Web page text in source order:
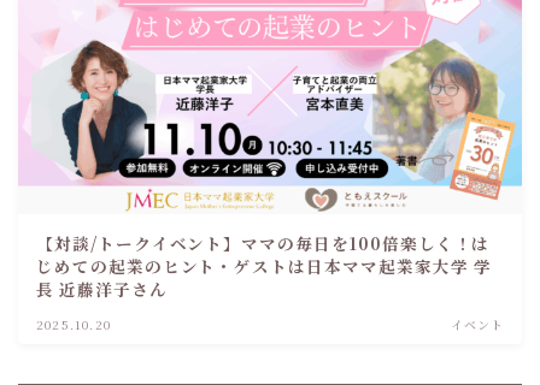
【対談/トークイベント】ママの毎日を100倍楽しく！は
じめての起業のヒント・ゲストは日本ママ起業家大学 学
長 近藤洋子さん
2025.10.20 イベント